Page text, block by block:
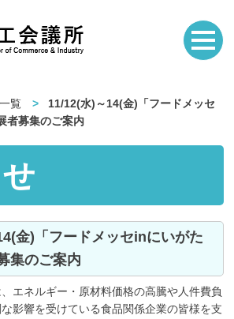
覧
11/12(水)～14(金)「フードメッセ
者募集のご案内
集のご案内
エネルギー・原材料価格の高騰や人件費負
影響を受けている食品関係企業の皆様を支